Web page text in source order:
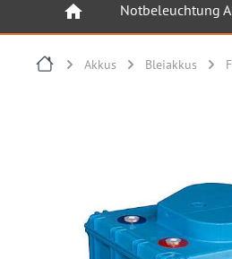
Notbeleuchtung
Akkus Bleiakkus